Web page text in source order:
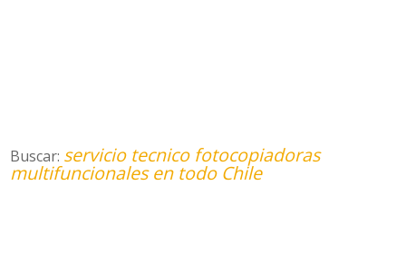
Buscar: servicio tecnico fotocopiadoras
multifuncionales en todo Chile